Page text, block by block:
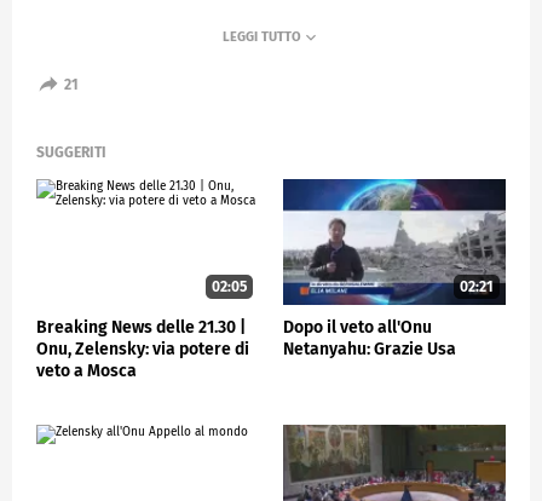
chiesto che alla Russia venga tolto il diritto di veto
organizzazioni internazionali, deve essere isolato,
almeno finché è in corso l'aggressione, togliete il
diritto di voto, i diritti delle delegazioni, via il diritto
di veto se è un membro del Consiglio di Sicurezza
dell'ONU, per estromettere l'aggressore dalle
proprie istituzioni", ha detto.
ESTERI
21
SUGGERITI
02:05
Breaking News delle 21.30 |
Onu, Zelensky: via potere di
veto a Mosca
02:21
Dopo il veto all'Onu
Netanyahu: Grazie Usa